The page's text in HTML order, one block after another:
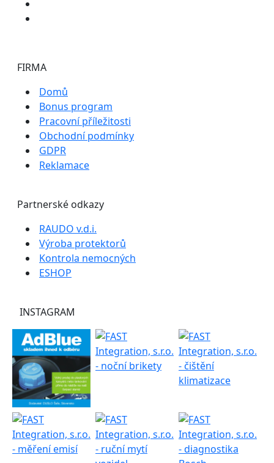
FIRMA
Domů
Bonus program
Pracovní příležitosti
Obchodní podmínky
GDPR
Reklamace
Partnerské odkazy
RAUDO v.d.i.
Výroba protektorů
Kontrola nemocných
ESHOP
INSTAGRAM